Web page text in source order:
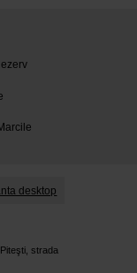
desktop
strada